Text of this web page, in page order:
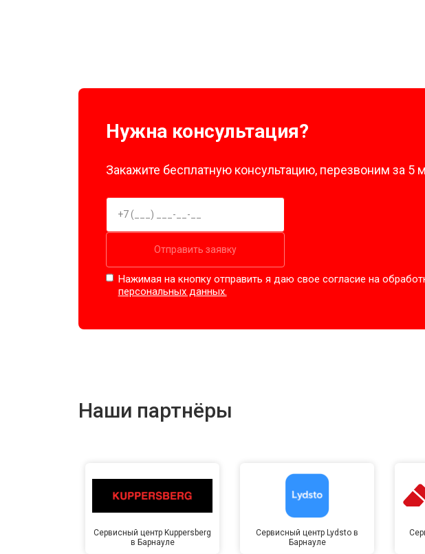
Нужна консультация?
Закажите бесплатную консультацию, перезвоним за 5
Отправить заявку
Нажимая на кнопку отправить я даю свое согласие на
персональных данных.
Наши партнёры
Сервисный центр Kuppersberg
в Барнауле
Сервисный центр Lydsto в
Барнауле